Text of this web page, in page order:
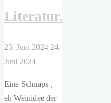
Literatur.
23. Juni 2024 24.
Juni 2024
Eine Schnaps-,
eh Weinidee der